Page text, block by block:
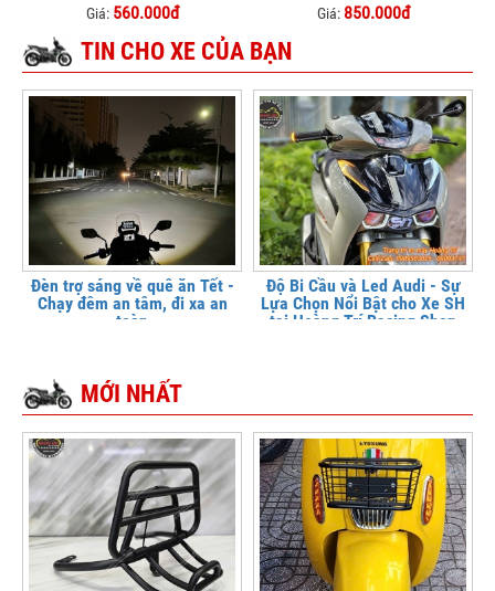
Giá: 560.000đ Giá: 850.000đ
TIN CHO XE CỦA BẠN
Đèn trợ sáng về quê ăn Tết -
Chạy đêm an tâm, đi xa an
toàn
Độ Bi Cầu và Led Audi - Sự
Lựa Chọn Nổi Bật cho Xe SH
tại Hoàng Trí Racing Shop
MỚI NHẤT